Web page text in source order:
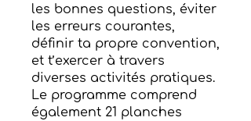
les bonnes questions, éviter
les erreurs courantes,
définir ta propre convention,
et t’exercer à travers
diverses activités pratiques.
Le programme comprend
également 21 planches